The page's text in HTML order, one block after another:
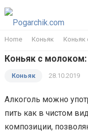
Home Коньяк Коньяк
Коньяк с
Коньяк 28.10.2019
Алкоголь можно
пить как в чистом
композиции,